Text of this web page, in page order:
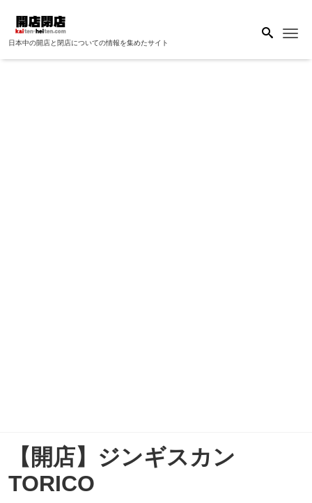
日本中の開店と閉店についての情報を集めたサイト
【開店】ジンギスカン
TORICO